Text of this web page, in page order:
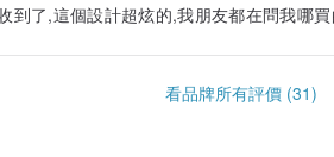
到了,這個設計超炫的,我朋友都在問我哪
看品牌所有評價 (31)